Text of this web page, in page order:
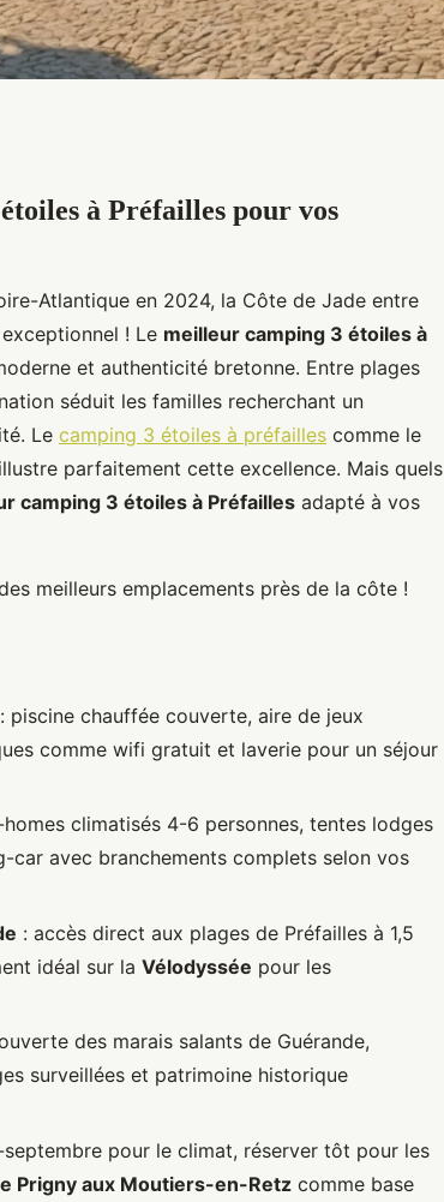
à Préfailles pour vos
Atlantique en 2024, la Côte de Jade entre
! Le meilleur camping 3 étoiles à
et authenticité bretonne. Entre plages
séduit les familles recherchant un
Le camping 3 étoiles à préfailles comme le
parfaitement cette excellence. Mais quels
camping 3 étoiles à Préfailles adapté à vos
meilleurs emplacements près de la côte !
: piscine chauffée couverte, aire de jeux
comme wifi gratuit et laverie pour un séjour
climatisés 4-6 personnes, tentes lodges
car avec branchements complets selon vos
: accès direct aux plages de Préfailles à 1,5
idéal sur la Vélodyssée pour les
des marais salants de Guérande,
surveillées et patrimoine historique
pour le climat, réserver tôt pour les
Prigny aux Moutiers-en-Retz comme base